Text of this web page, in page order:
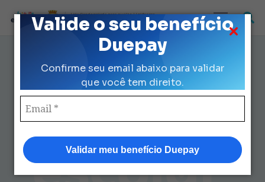
Valide o seu benefício
Duepay
Confirme seu email abaixo para validar
que você tem direito.
Validar meu benefício Duepay
Loja Credenciada para auxilio Uniforme
e Kit Escolar da Prefeitura de São Paulo
Loja Credenciada Uniforme
Escolar Prefeitura SP: Guia
Completo